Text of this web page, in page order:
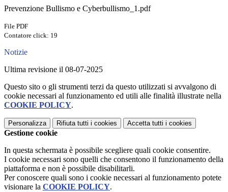
Prevenzione Bullismo e Cyberbullismo_1.pdf
File PDF
Contatore click: 19
Notizie
Ultima revisione il 08-07-2025
Questo sito o gli strumenti terzi da questo utilizzati si avvalgono di
cookie necessari al funzionamento ed utili alle finalità illustrate nella
COOKIE POLICY.
Personalizza Rifiuta tutti i cookies Accetta tutti i cookies
Gestione cookie
In questa schermata è possibile scegliere quali cookie consentire.
I cookie necessari sono quelli che consentono il funzionamento della
piattaforma e non è possibile disabilitarli.
Per conoscere quali sono i cookie necessari al funzionamento potete
visionare la COOKIE POLICY.